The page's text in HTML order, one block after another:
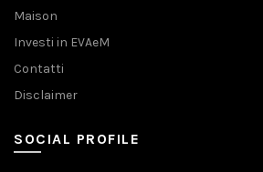
Maison
Investi in EVAeM
Contatti
Disclaimer
SOCIAL PROFILE